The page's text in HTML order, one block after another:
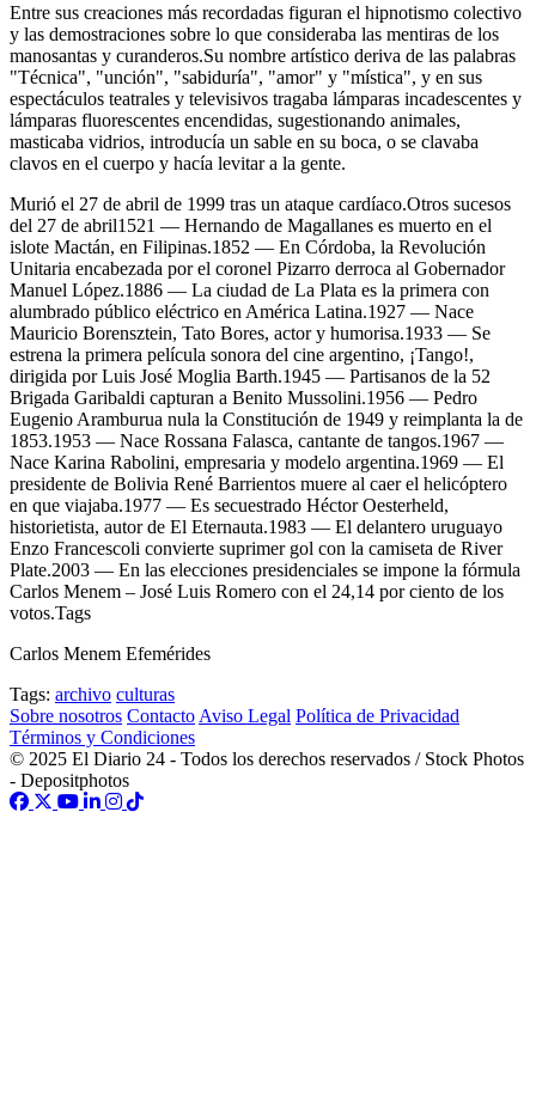
Entre sus creaciones más recordadas figuran el hipnotismo colectivo
y las demostraciones sobre lo que consideraba las mentiras de los
manosantas y curanderos.Su nombre artístico deriva de las palabras
"Técnica", "unción", "sabiduría", "amor" y "mística", y en sus
espectáculos teatrales y televisivos tragaba lámparas incadescentes y
lámparas fluorescentes encendidas, sugestionando animales,
masticaba vidrios, introducía un sable en su boca, o se clavaba
clavos en el cuerpo y hacía levitar a la gente.
Murió el 27 de abril de 1999 tras un ataque cardíaco.Otros sucesos
del 27 de abril1521 — Hernando de Magallanes es muerto en el
islote Mactán, en Filipinas.1852 — En Córdoba, la Revolución
Unitaria encabezada por el coronel Pizarro derroca al Gobernador
Manuel López.1886 — La ciudad de La Plata es la primera con
alumbrado público eléctrico en América Latina.1927 — Nace
Mauricio Borensztein, Tato Bores, actor y humorisa.1933 — Se
estrena la primera película sonora del cine argentino, ¡Tango!,
dirigida por Luis José Moglia Barth.1945 — Partisanos de la 52
Brigada Garibaldi capturan a Benito Mussolini.1956 — Pedro
Eugenio Aramburua nula la Constitución de 1949 y reimplanta la de
1853.1953 — Nace Rossana Falasca, cantante de tangos.1967 —
Nace Karina Rabolini, empresaria y modelo argentina.1969 — El
presidente de Bolivia René Barrientos muere al caer el helicóptero
en que viajaba.1977 — Es secuestrado Héctor Oesterheld,
historietista, autor de El Eternauta.1983 — El delantero uruguayo
Enzo Francescoli convierte suprimer gol con la camiseta de River
Plate.2003 — En las elecciones presidenciales se impone la fórmula
Carlos Menem – José Luis Romero con el 24,14 por ciento de los
votos.Tags
Carlos Menem Efemérides
Tags: archivo culturas
Sobre nosotros Contacto Aviso Legal Política de Privacidad
Términos y Condiciones
© 2025 El Diario 24 - Todos los derechos reservados / Stock Photos
- Depositphotos